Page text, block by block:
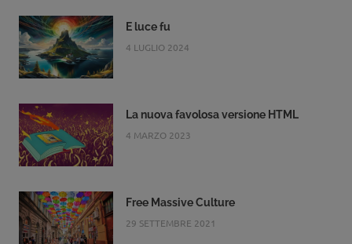
E luce fu
4 LUGLIO 2024
La nuova favolosa versione HTML
4 MARZO 2023
Free Massive Culture
29 SETTEMBRE 2021